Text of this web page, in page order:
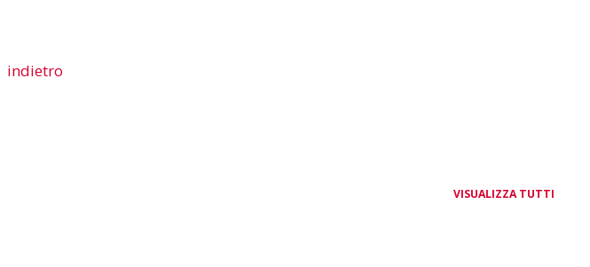
indietro
VISUALIZZA TUTTI